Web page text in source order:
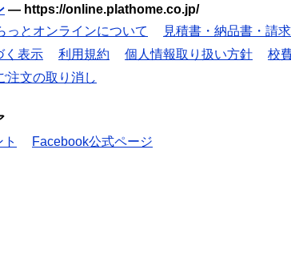
— https://online.plathome.co.jp/
っとオンラインについて 見積書・納品書・請
く表示
利用規約 個人情報取り扱い方針 校
注文の取り消し
Facebook公式ページ